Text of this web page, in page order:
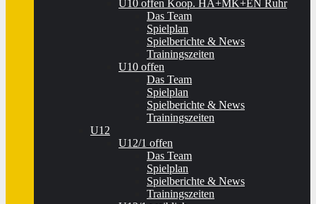
U10 offen Koop. HA+MK+EN Ruhr
Das Team
Spielplan
Spielberichte & News
Trainingszeiten
U10 offen
Das Team
Spielplan
Spielberichte & News
Trainingszeiten
U12
U12/1 offen
Das Team
Spielplan
Spielberichte & News
Trainingszeiten